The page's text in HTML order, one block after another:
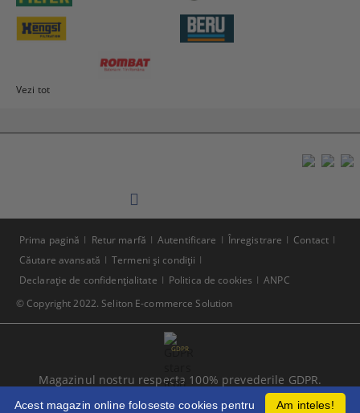
Vezi tot
© Copyright 2022. Seliton E-commerce Solution
Prima pagină Retur marfă Autentificare Înregistrare
Contact
Căutare avansată
Termeni şi condiţii
Declaraţie de confidenţialitate
Politica de cookies ANPC
GDPR
Magazinul nostru respecta 100% prevederile GDPR.
Citeste politica de confidentialitate
Am inteles!
Acest magazin online foloseste cookies pentru